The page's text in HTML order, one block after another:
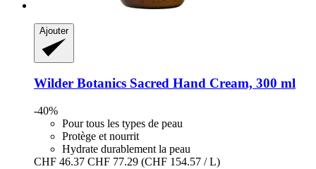
Ajouter
Wilder Botanics Sacred Hand Cream, 300 ml
-40%
Pour tous les types de peau
Protège et nourrit
Hydrate durablement la peau
CHF 46.37 CHF 77.29 (CHF 154.57 / L)